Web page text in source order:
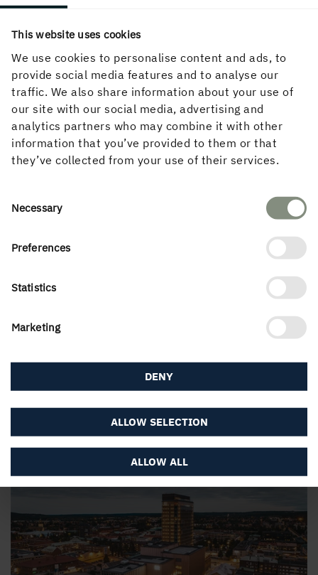
This website uses cookies
We use cookies to personalise content and ads, to
provide social media features and to analyse our
traffic. We also share information about your use of
our site with our social media, advertising and
analytics partners who may combine it with other
information that you’ve provided to them or that
they’ve collected from your use of their services.
Consent
Necessary
Preferences
Statistics
Marketing
ALLOW ALL
ALLOW SELECTION
DENY
XXL, Skellefteå
Östra station, Umeå